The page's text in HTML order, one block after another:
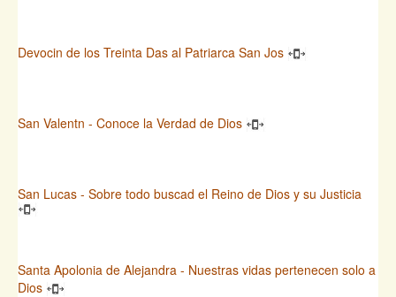
Devocin de los Treinta Das al Patriarca San Jos
San Valentn - Conoce la Verdad de Dios
San Lucas - Sobre todo buscad el Reino de Dios y su Justicia
Santa Apolonia de Alejandra - Nuestras vidas pertenecen solo a
Dios